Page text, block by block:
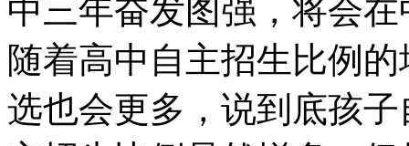
中三年奋发图强，将会
随着高中自主招生比例
选也会更多，说到底孩